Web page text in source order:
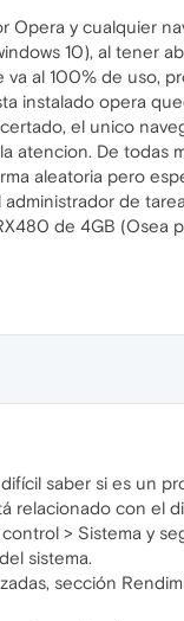
Opera y cualquier
10), al tener
al 100% de uso,
instalado opera
el unico
atencion. De
aleatoria pero
de
de 4GB
saber si es un
relacionado con el
> Sistema y
sistema.
sección